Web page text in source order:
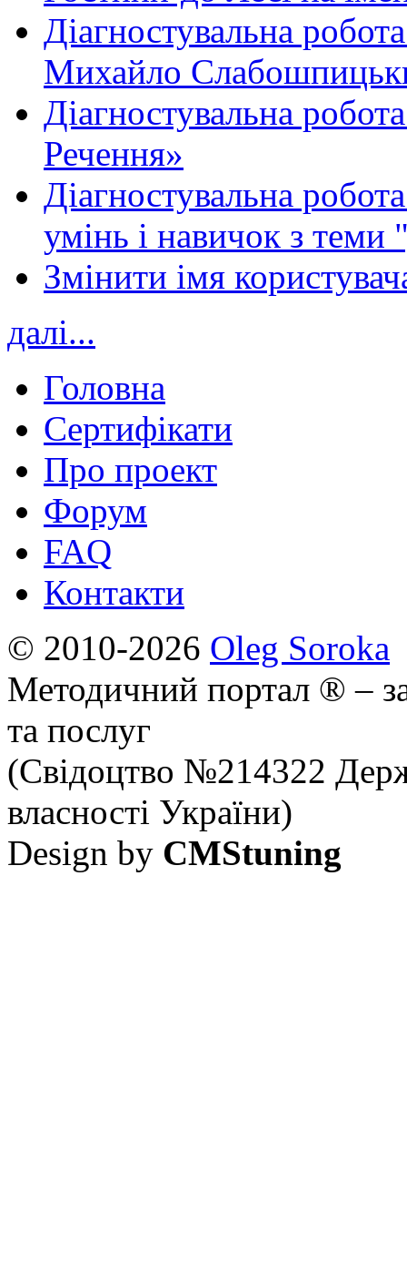
Діагностувальна
Михайло
Діагностувальна
Речення»
Діагностувальна
умінь і навичок з теми
Змінити імя
далі...
Головна
Сертифікати
Про проект
Форум
FAQ
Контакти
© 2010-2026 Oleg Soroka
Методичний портал ® –
та послуг
(Свідоцтво №214322
власності України)
Design by CMStuning